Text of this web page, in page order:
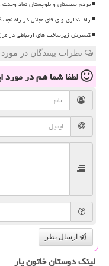
مردم سیستان و بلوچستان نماد
راه اندازی وای فای مجانی در راه نجف
گسترش زیرساخت های ارتباطی در
نظرات بینندگان در
لطفا شما همدر مورد
ارسال نظر
لینک دوستان خاتون یار